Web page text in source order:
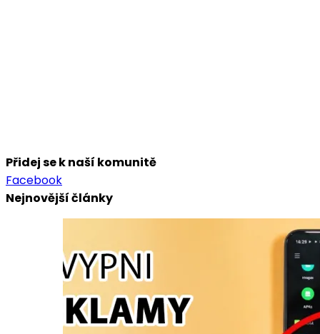
Přidej se k naší komunitě
Facebook
Nejnovější články